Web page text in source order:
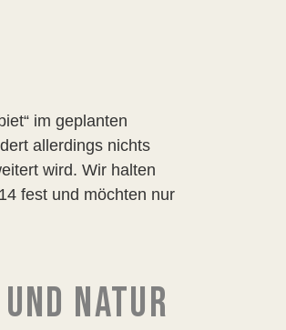
im geplanten
allerdings nichts
wird. Wir halten
fest und möchten nur
NATUR